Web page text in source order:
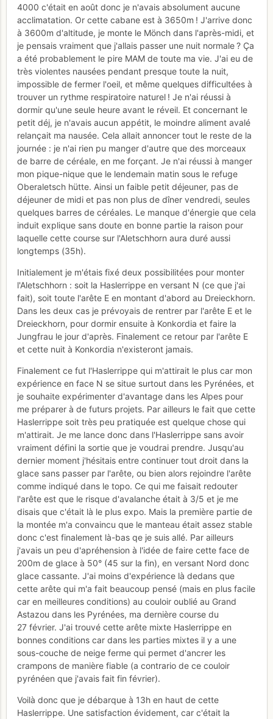
4000 c'était en août donc je n'avais absolument aucune
acclimatation. Or cette cabane est à 3650m ! J'arrive donc
à 3600m d'altitude, je monte le Mönch dans l'après-midi, et
je pensais vraiment que j'allais passer une nuit normale ? Ça
a été probablement le pire MAM de toute ma vie. J'ai eu de
très violentes nausées pendant presque toute la nuit,
impossible de fermer l'oeil, et même quelques difficultées à
trouver un rythme respiratoire naturel ! Je n'ai réussi à
dormir qu'une seule heure avant le réveil. Et concernant le
petit déj, je n'avais aucun appétit, le moindre aliment avalé
relançait ma nausée. Cela allait annoncer tout le reste de la
journée : je n'ai rien pu manger d'autre que des morceaux
de barre de céréale, en me forçant. Je n'ai réussi à manger
mon pique-nique que le lendemain matin sous le refuge
Oberaletsch hütte. Ainsi un faible petit déjeuner, pas de
déjeuner de midi et pas non plus de dîner vendredi, seules
quelques barres de céréales. Le manque d'énergie que cela
induit explique sans doute en bonne partie la raison pour
laquelle cette course sur l'Aletschhorn aura duré aussi
longtemps (35h).
Initialement je m'étais fixé deux possibilitées pour monter
l'Aletschhorn : soit la Haslerrippe en versant N (ce que j'ai
fait), soit toute l'arête E en montant d'abord au Dreieckhorn.
Dans les deux cas je prévoyais de rentrer par l'arête E et le
Dreieckhorn, pour dormir ensuite à Konkordia et faire la
Jungfrau le jour d'après. Finalement ce retour par l'arête E
et cette nuit à Konkordia n'existeront jamais.
Finalement ce fut l'Haslerrippe qui m'attirait le plus car mon
expérience en face N se situe surtout dans les Pyrénées, et
je souhaite expérimenter d'avantage dans les Alpes pour
me préparer à de futurs projets. Par ailleurs le fait que cette
Haslerrippe soit très peu pratiquée est quelque chose qui
m'attirait. Je me lance donc dans l'Haslerrippe sans avoir
vraiment défini la sortie que je voudrai prendre. Jusqu'au
dernier moment j'hésitais entre continuer tout droit dans la
glace sans passer par l'arête, ou bien alors rejoindre l'arête
comme indiqué dans le topo. Ce qui me faisait redouter
l'arête est que le risque d'avalanche était à 3/5 et je me
disais que c'était là le plus expo. Mais la première partie de
la montée m'a convaincu que le manteau était assez stable
donc c'est finalement là-bas qe je suis allé. Par ailleurs
j'avais un peu d'apréhension à l'idée de faire cette face de
200m de glace à 50° (45 sur la fin), en versant Nord donc
glace cassante. J'ai moins d'expérience là dedans que
cette arête qui m'a fait beaucoup pensé (mais en plus facile
car en meilleures conditions) au couloir oublié au Grand
Astazou dans les Pyrénées, ma dernière course du
27 février. J'ai trouvé cette arête mixte Haslerrippe en
bonnes conditions car dans les parties mixtes il y a une
sous-couche de neige ferme qui permet d'ancrer les
crampons de manière fiable (a contrario de ce couloir
pyrénéen que j'avais fait fin février).
Voilà donc que je débarque à 13h en haut de cette
Haslerrippe. Une satisfaction évidement, car c'était la